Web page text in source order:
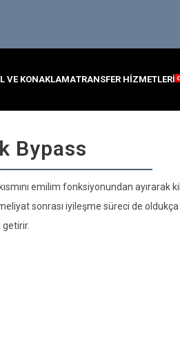
VE KONAKLAMATRANSFER HIZMETLERI
Bypass
emilim fonksiyonundan ayırarak
sonrası iyileşme süreci de